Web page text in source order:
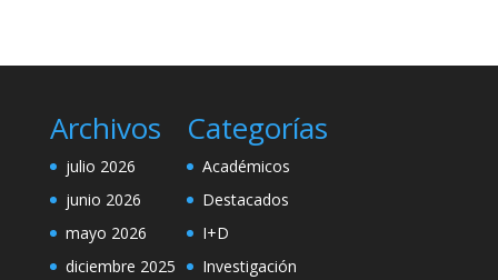
Archivos
julio 2026
junio 2026
mayo 2026
diciembre 2025
Categorías
Académicos
Destacados
I+D
Investigación